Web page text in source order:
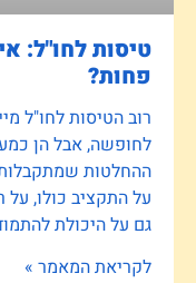
טיסות לחו"ל:
פחות?
רוב הטיסות לחו"ל
לחופשה, אבל הן
ההחלטות
על התקציב כולו, על
גם על היכולת
לקריאת המאמר »